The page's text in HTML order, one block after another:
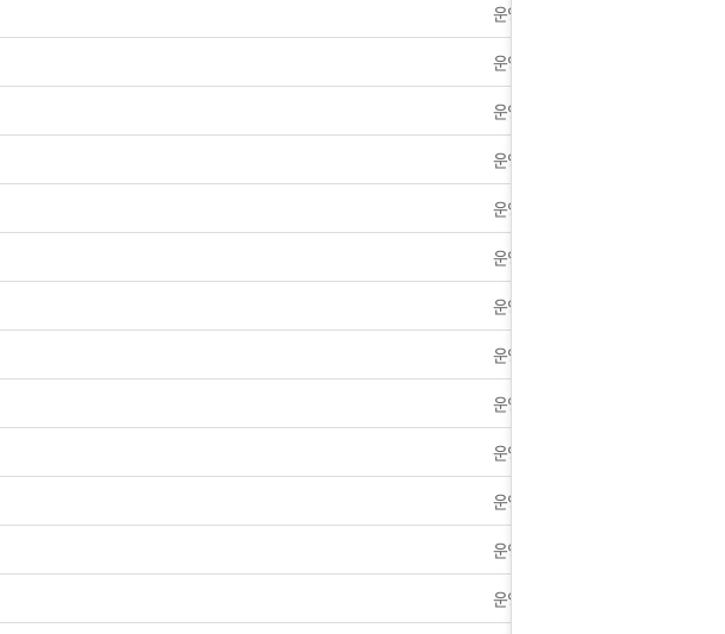
통장협박범에 대한 공지사항
상품권 현금결제 신청안내
[택배파업]CJ대한통운 택배노조 파업으로 인한 지연에 대한 알림.
[모바일 앱 출시] 모바일 앱으로 간편하게 방문하세요.
운영자
운영자
운영자
운영자
운영자
운영자
운영자
운영자
운영자
운영자
운영자
운영자
운영자